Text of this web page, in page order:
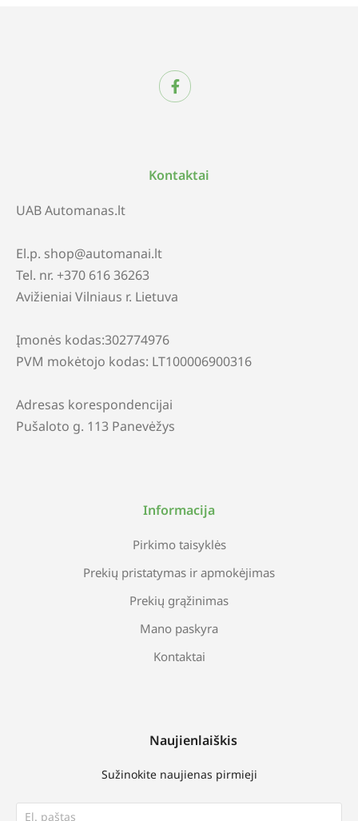
Kontaktai
UAB Automanas.lt
El.p. shop@automanai.lt
Tel. nr. +370 616 36263
Avižieniai Vilniaus r. Lietuva
Įmonės kodas:302774976
PVM mokėtojo kodas: LT100006900316
Adresas korespondencijai
Pušaloto g. 113 Panevėžys
Informacija
Pirkimo taisyklės
Prekių pristatymas ir apmokėjimas
Prekių grąžinimas
Mano paskyra
Kontaktai
Naujienlaiškis
Sužinokite naujienas pirmieji